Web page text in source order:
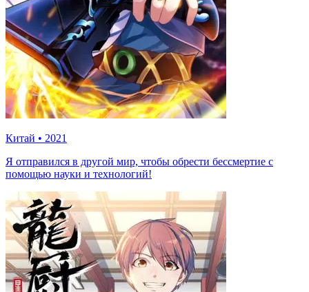
Китай • 2021
Я отправился в другой мир, чтобы обрести бессмертие с
помощью науки и технологий!